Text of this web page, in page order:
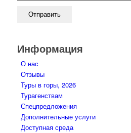
Информация
О нас
Отзывы
Туры в горы, 2026
Турагенствам
Спецпредложения
Дополнительные услуги
Доступная среда